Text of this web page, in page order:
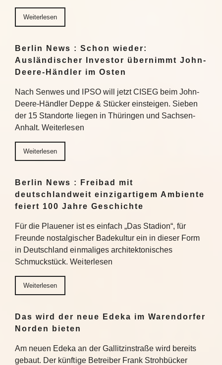
Weiterlesen
Berlin News : Schon wieder:
Ausländischer Investor übernimmt John-
Deere-Händler im Osten
Nach Senwes und IPSO will jetzt CISEG beim John-
Deere-Händler Deppe & Stücker einsteigen. Sieben
der 15 Standorte liegen in Thüringen und Sachsen-
Anhalt. Weiterlesen
Weiterlesen
Berlin News : Freibad mit
deutschlandweit einzigartigem Ambiente
feiert 100 Jahre Geschichte
Für die Plauener ist es einfach „Das Stadion“, für
Freunde nostalgischer Badekultur ein in dieser Form
in Deutschland einmaliges architektonisches
Schmuckstück. Weiterlesen
Weiterlesen
Das wird der neue Edeka im Warendorfer
Norden bieten
Am neuen Edeka an der Gallitzinstraße wird bereits
gebaut. Der künftige Betreiber Frank Strohbücker